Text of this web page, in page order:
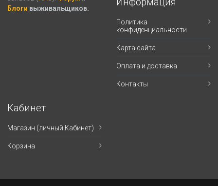
Блоги выживальщиков.
Политика
конфиденциальности
Карта сайта
Оплата и доставка
Контакты
Кабинет
Магазин (личный Кабинет)
Корзина